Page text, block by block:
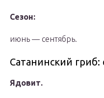
Сезон:
июнь — сентябрь.
Сатанинский
Ядовит.